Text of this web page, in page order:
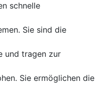
schnelle
Sie sind die
und tragen zur
Sie ermöglichen die